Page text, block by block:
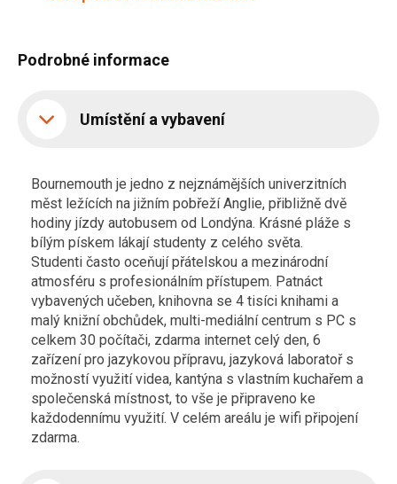
Podrobné informace
Umístění a vybavení
Bournemouth je jedno z nejznámějších univerzitních
měst ležících na jižním pobřeží Anglie, přibližně dvě
hodiny jízdy autobusem od Londýna. Krásné pláže s
bílým pískem lákají studenty z celého světa.
Studenti často oceňují přátelskou a mezinárodní
atmosféru s profesionálním přístupem. Patnáct
vybavených učeben, knihovna se 4 tisíci knihami a
malý knižní obchůdek, multi-mediální centrum s PC s
celkem 30 počítači, zdarma internet celý den, 6
zařízení pro jazykovou přípravu, jazyková laboratoř s
možností využití videa, kantýna s vlastním kuchařem a
společenská místnost, to vše je připraveno ke
každodennímu využití. V celém areálu je wifi připojení
zdarma.